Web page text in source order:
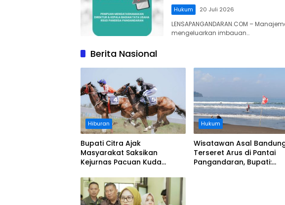
Hukum 20 Juli 2026
LENSAPANGANDARAN.COM –
mengeluarkan imbauan…
Berita Nasional
Hiburan
Bupati Citra Ajak
Masyarakat Saksikan
Kejurnas Pacuan Kuda
Legokjawa
Hukum
Wisatawan Asal
Terseret Arus di Pantai
Pangandaran, Bupati: